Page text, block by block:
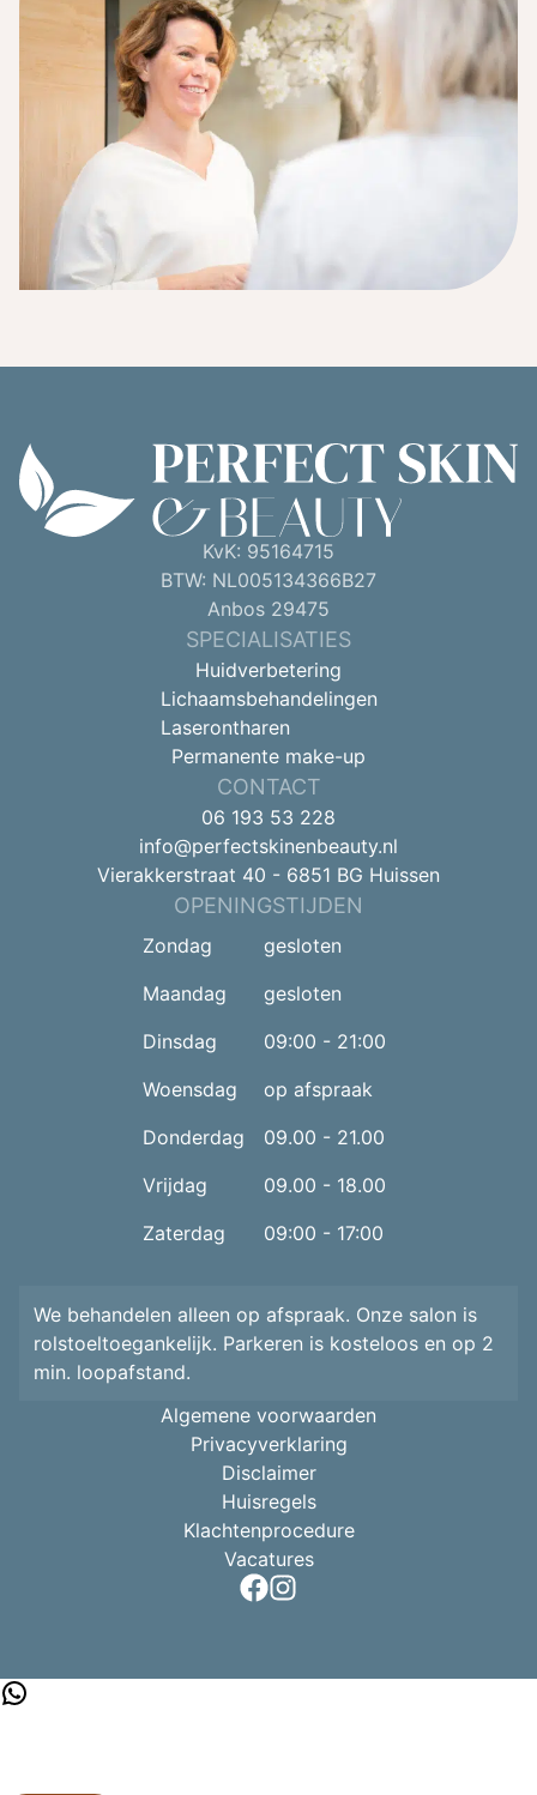
KvK: 95164715
BTW: NL005134366B27
Anbos 29475
SPECIALISATIES
Huidverbetering
Lichaamsbehandelingen
Laserontharen
Permanente make-up
CONTACT
06 193 53 228
info@perfectskinenbeauty.nl
Vierakkerstraat 40 - 6851 BG Huissen
OPENINGSTIJDEN
Zondag
gesloten
Maandag
gesloten
Dinsdag
09:00 - 21:00
Woensdag
op afspraak
Donderdag
09.00 - 21.00
Vrijdag
09.00 - 18.00
Zaterdag
09:00 - 17:00
We behandelen alleen op afspraak. Onze salon is
rolstoeltoegankelijk. Parkeren is kosteloos en op 2
min. loopafstand.
Algemene voorwaarden
Privacyverklaring
Disclaimer
Huisregels
Klachtenprocedure
Vacatures
WhatsApp